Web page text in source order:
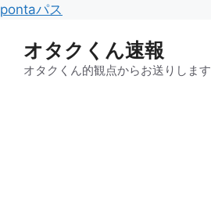
pontaパス
テ
ン
オタクくん速報
オタクくん的観点からお送りします